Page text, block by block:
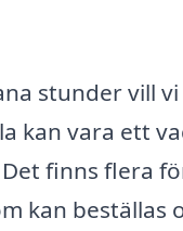
stunder vill
kan vara ett
finns flera
kan beställas